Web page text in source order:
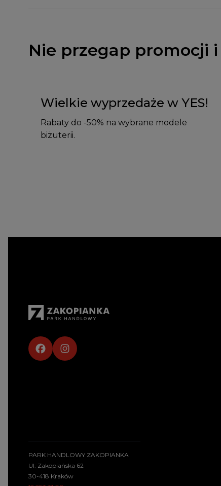
Nie przegap promocji
Wielkie wyprzedaże w YES!
Rabaty do -50% na wybrane modele
biżuterii.
PARK HANDLOWY ZAKOPIANKA
Ul. Zakopiańska 62
30-418 Kraków